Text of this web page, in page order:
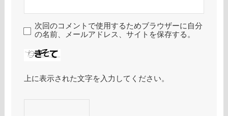
次回のコメントで使用するためブラウザーに自分
の名前、メールアドレス、サイトを保存する。
上に表示された文字を入力してください。